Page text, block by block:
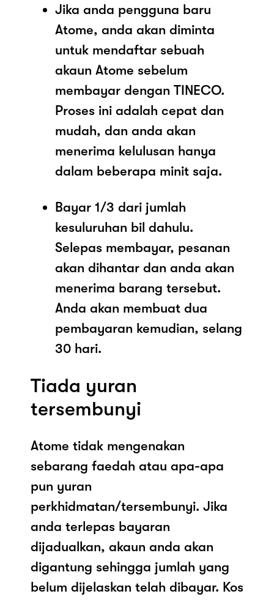
Jika anda pengguna baru
Atome, anda akan diminta
untuk mendaftar sebuah
akaun Atome sebelum
membayar dengan TINECO.
Proses ini adalah cepat dan
mudah, dan anda akan
menerima kelulusan hanya
dalam beberapa minit saja.
Bayar 1/3 dari jumlah
kesuluruhan bil dahulu.
Selepas membayar, pesanan
akan dihantar dan anda akan
menerima barang tersebut.
Anda akan membuat dua
pembayaran kemudian, selang
30 hari.
Tiada yuran
tersembunyi
Atome tidak mengenakan
sebarang faedah atau apa-apa
pun yuran
perkhidmatan/tersembunyi. Jika
anda terlepas bayaran
dijadualkan, akaun anda akan
digantung sehingga jumlah yang
belum dijelaskan telah dibayar. Kos